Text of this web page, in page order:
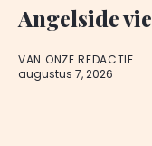
Angelside
VAN ONZE REDACTIE
augustus 7, 2026